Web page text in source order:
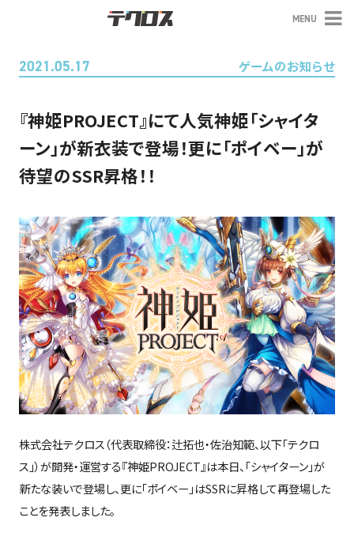
MENU
2021.05.17 ゲームのお知らせ
『神姫PROJECT』にて人気神姫「シャイタ
ーン」が新衣装で登場！更に「ポイベー」が
待望のSSR昇格！！
株式会社テクロス（代表取締役：辻拓也・佐治知範、以下「テクロ
ス」）が開発・運営する『神姫PROJECT』は本日、「シャイターン」が
新たな装いで登場し、更に「ポイベー」はSSRに昇格して再登場した
ことを発表しました。